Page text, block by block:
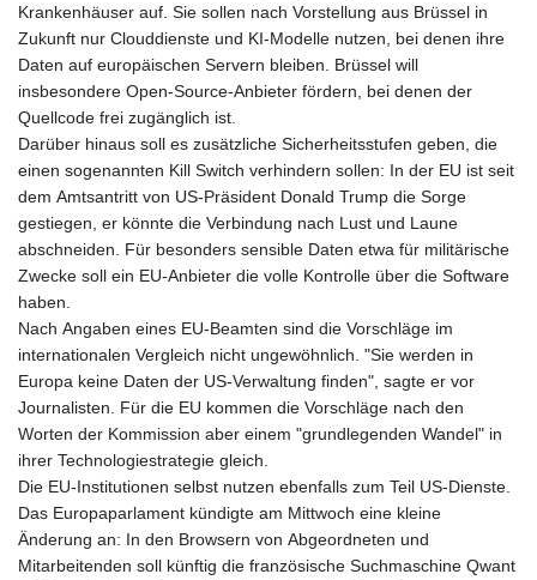
Krankenhäuser auf. Sie sollen nach Vorstellung aus Brüssel in
Zukunft nur Clouddienste und KI-Modelle nutzen, bei denen ihre
Daten auf europäischen Servern bleiben. Brüssel will
insbesondere Open-Source-Anbieter fördern, bei denen der
Quellcode frei zugänglich ist.
Darüber hinaus soll es zusätzliche Sicherheitsstufen geben, die
einen sogenannten Kill Switch verhindern sollen: In der EU ist seit
dem Amtsantritt von US-Präsident Donald Trump die Sorge
gestiegen, er könnte die Verbindung nach Lust und Laune
abschneiden. Für besonders sensible Daten etwa für militärische
Zwecke soll ein EU-Anbieter die volle Kontrolle über die Software
haben.
Nach Angaben eines EU-Beamten sind die Vorschläge im
internationalen Vergleich nicht ungewöhnlich. "Sie werden in
Europa keine Daten der US-Verwaltung finden", sagte er vor
Journalisten. Für die EU kommen die Vorschläge nach den
Worten der Kommission aber einem "grundlegenden Wandel" in
ihrer Technologiestrategie gleich.
Die EU-Institutionen selbst nutzen ebenfalls zum Teil US-Dienste.
Das Europaparlament kündigte am Mittwoch eine kleine
Änderung an: In den Browsern von Abgeordneten und
Mitarbeitenden soll künftig die französische Suchmaschine Qwant